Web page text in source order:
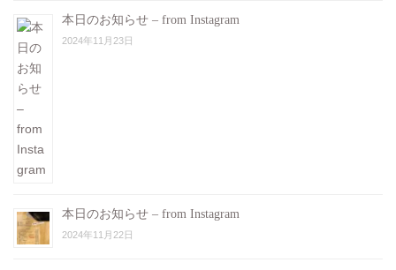
本日のお知らせ – from Instagram
2024年11月23日
本日のお知らせ – from Instagram
2024年11月22日